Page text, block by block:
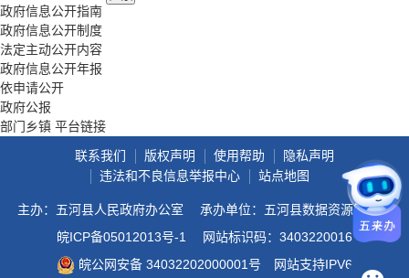
政府信息公开指南
政府信息公开制度
法定主动公开内容
政府信息公开年报
依申请公开
政府公报
部门乡镇 平台链接
联系我们 版权声明 使用帮助
隐私声明
违法和不良信息举报中心
站点地图
主办：五河县人民政府办公室
承办单位：五河县数据资源管理局
皖ICP备05012013号-1
网站标识码：3403220016
皖公网安备 34032202000001号
网站支持IPV6